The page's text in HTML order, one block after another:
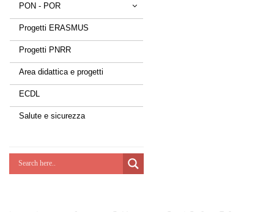
PON - POR
Tessere la rete
Estate a scuola
Scuola d'estate
Lab Green
Progetti ERASMUS
Progetti PNRR
Area didattica e progetti
ECDL
Salute e sicurezza